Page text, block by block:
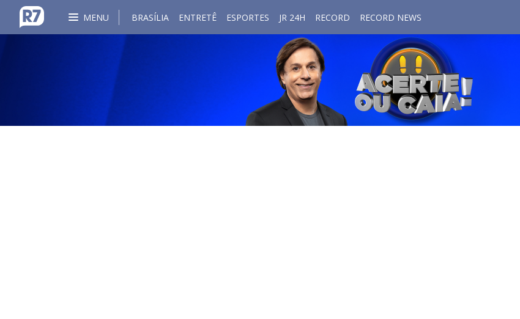
MENU BRASÍLIA ENTRETÊ ESPORTES JR 24H RECORD RECORD NEWS